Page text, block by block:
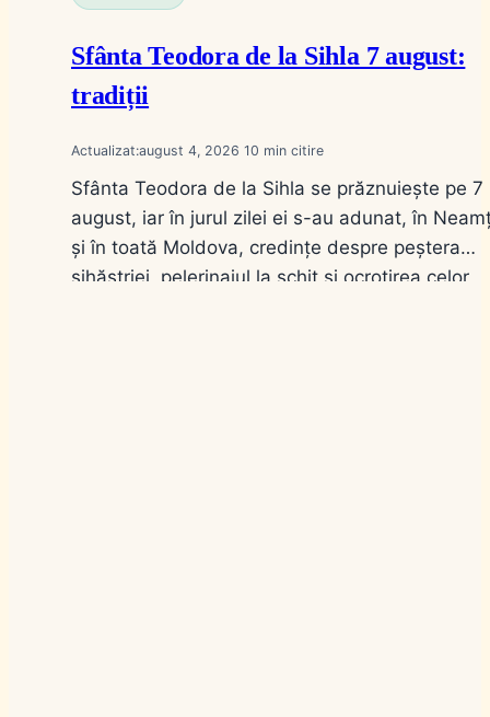
Sfânta Teodora de la Sihla 7 august:
tradiții
Actualizat:august 4, 2026 10
Sfânta Teodora de la Sihla se prăznuiește pe 7
august, iar în jurul zilei ei s-au adunat, în
și în toată Moldova, credințe despre peștera
sihăstriei, pelerinajul la schit și ocrotirea celor